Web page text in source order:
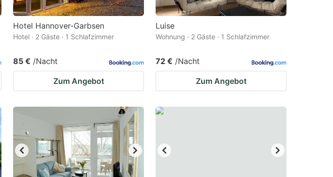
Hotel Hannover-Garbsen
Hotel · 2 Gäste · 1 Schlafzimmer
85 € /Nacht
Zum Angebot
Luise
Wohnung · 2 Gäste · 1 Schlafzimmer
72 € /Nacht
Zum Angebot